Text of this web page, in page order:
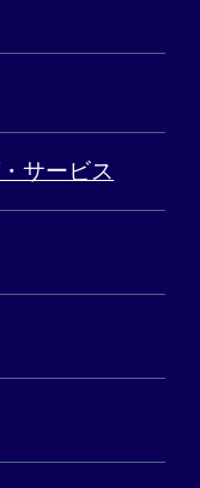
サービス